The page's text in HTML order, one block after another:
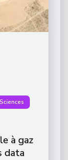
Sciences
à gaz
data